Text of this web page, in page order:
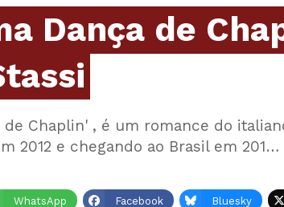
Dança de
de Chaplin' , é um romance do
2012 e chegando ao Brasil em 201…
WhatsApp Facebook Bluesky